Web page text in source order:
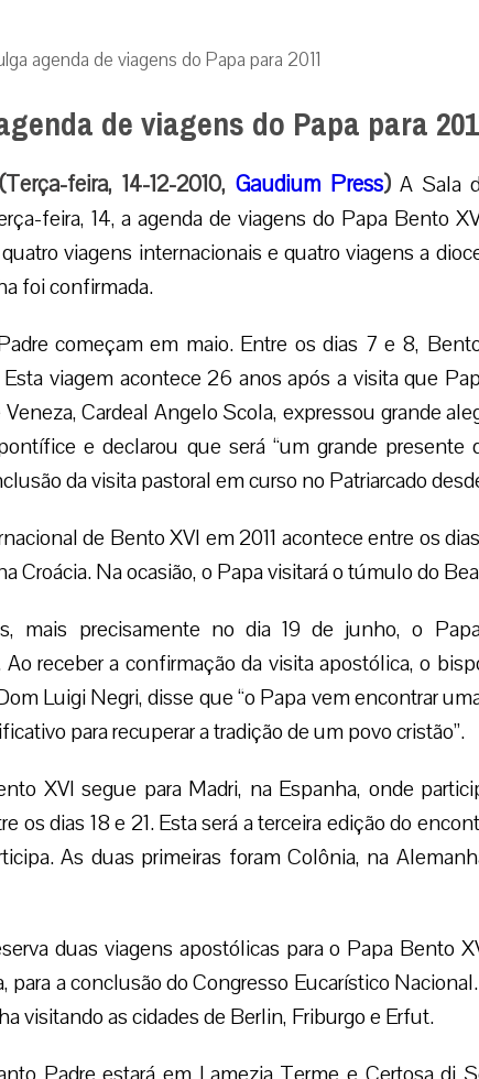
agenda de viagens do Papa para 2011
de viagens do Papa para
feira, 14-12-2010, Gaudium Press) A Sala
feira, 14, a agenda de viagens do Papa Bento
viagens internacionais e quatro viagens a
foi confirmada.
começam em maio. Entre os dias 7 e 8,
viagem acontece 26 anos após a visita que
Cardeal Angelo Scola, expressou grande
e declarou que será “um grande presente
da visita pastoral em curso no Patriarcado
de Bento XVI em 2011 acontece entre os
Croácia. Na ocasião, o Papa visitará o túmulo do
mais precisamente no dia 19 de junho, o
receber a confirmação da visita apostólica, o
Luigi Negri, disse que “o Papa vem encontrar
para recuperar a tradição de um povo cristão”.
XVI segue para Madri, na Espanha, onde
os dias 18 e 21. Esta será a terceira edição do
As duas primeiras foram Colônia, na
duas viagens apostólicas para o Papa Bento
para a conclusão do Congresso Eucarístico
visitando as cidades de Berlin, Friburgo e Erfut.